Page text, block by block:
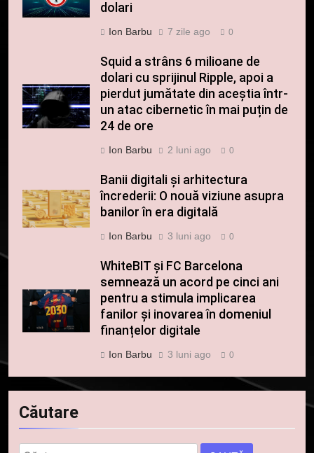
dolari
Ion Barbu 7 zile ago 0
Squid a strâns 6 milioane de
dolari cu sprijinul Ripple, apoi a
pierdut jumătate din aceștia într-
un atac cibernetic în mai puțin de
24 de ore
Ion Barbu 2 luni ago 0
Banii digitali și arhitectura
încrederii: O nouă viziune asupra
banilor în era digitală
Ion Barbu 3 luni ago 0
WhiteBIT și FC Barcelona
semnează un acord pe cinci ani
pentru a stimula implicarea
fanilor și inovarea în domeniul
finanțelor digitale
Ion Barbu 3 luni ago 0
Căutare
5
Squid a strâns 6 milioane de
dolari cu sprijinul Ripple, apoi a
pierdut jumătate din aceștia
într-un atac cibernetic în mai
puțin de 24 de ore
STIRI
încrederii: O nouă viziune asupra
banilor în era digitală